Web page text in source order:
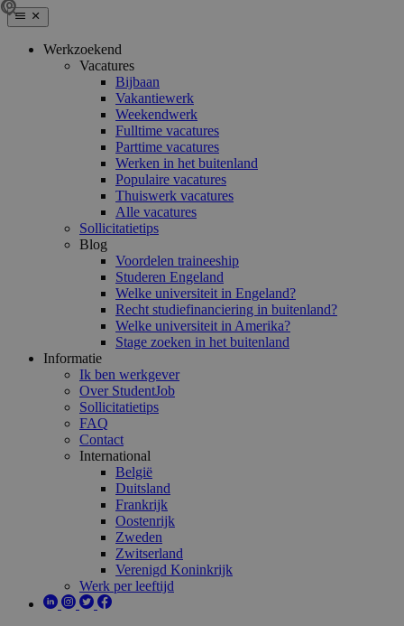
Werkzoekend
Vacatures
Bijbaan
Vakantiewerk
Weekendwerk
Fulltime vacatures
Parttime vacatures
Werken in het buitenland
Populaire vacatures
Thuiswerk vacatures
Alle vacatures
Sollicitatietips
Blog
Voordelen traineeship
Studeren Engeland
Welke universiteit in Engeland?
Recht studiefinanciering in buitenland?
Welke universiteit in Amerika?
Stage zoeken in het buitenland
Informatie
Ik ben werkgever
Over StudentJob
Sollicitatietips
FAQ
Contact
International
België
Duitsland
Frankrijk
Oostenrijk
Zweden
Zwitserland
Verenigd Koninkrijk
Werk per leeftijd